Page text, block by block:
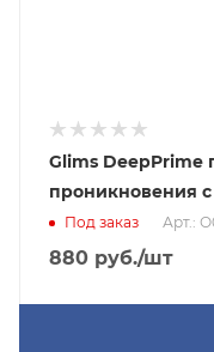
Glims DeepPrime
проникновения с
Под заказ Арт.:
880 руб./шт